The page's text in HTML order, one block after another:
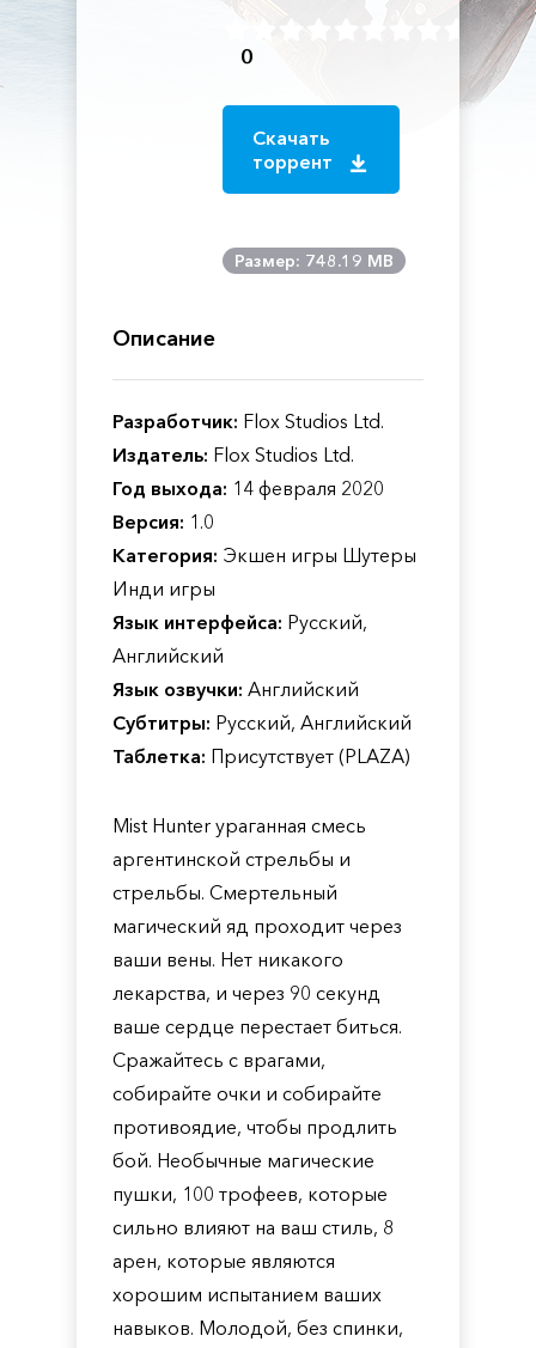
0
Скачать
торрент
Размер: 748.19 MB
Описание
Разработчик: Flox Studios Ltd.
Издатель: Flox Studios Ltd.
Год выхода: 14 февраля 2020
Версия: 1.0
Категория: Экшен игры Шутеры
Инди игры
Язык интерфейса: Русский,
Английский
Язык озвучки: Английский
Субтитры: Русский, Английский
Таблетка: Присутствует (PLAZA)
Mist Hunter ураганная смесь
аргентинской стрельбы и
стрельбы. Смертельный
магический яд проходит через
ваши вены. Нет никакого
лекарства, и через 90 секунд
ваше сердце перестает биться.
Сражайтесь с врагами,
собирайте очки и собирайте
противоядие, чтобы продлить
бой. Необычные магические
пушки, 100 трофеев, которые
сильно влияют на ваш стиль, 8
арен, которые являются
хорошим испытанием ваших
навыков. Молодой, без спинки,